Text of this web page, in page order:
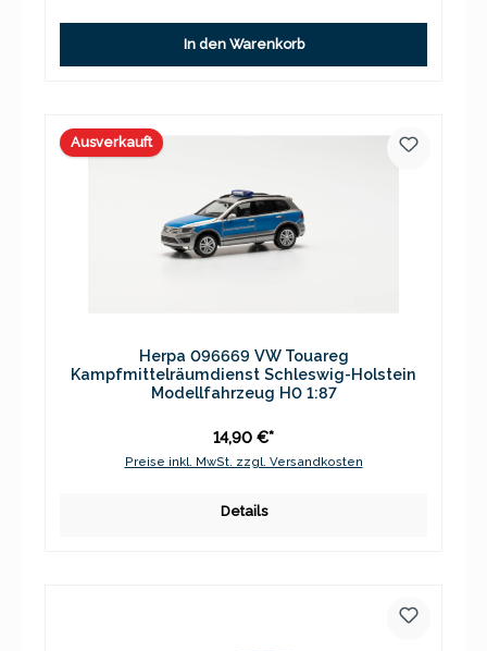
In den Warenkorb
Ausverkauft
Herpa 096669 VW Touareg
Kampfmittelräumdienst Schleswig-Holstein
Modellfahrzeug H0 1:87
14,90 €*
Preise inkl. MwSt. zzgl. Versandkosten
Details